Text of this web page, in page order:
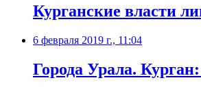
Курганские власти
6 февраля 2019 г., 11:04
Города Урала.